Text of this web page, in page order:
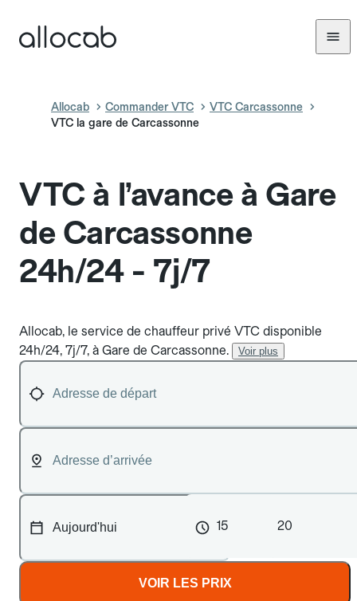
Allocab Commander VTC
VTC Carcassonne
VTC la gare de Carcassonne
VTC à l’avance à Gare
de Carcassonne
24h/24 - 7j/7
Allocab, le service de chauffeur privé VTC disponible
24h/24, 7j/7, à Gare de Carcassonne.
Voir plus
15 20
VOIR LES PRIX